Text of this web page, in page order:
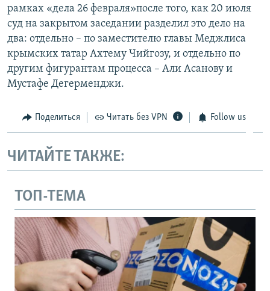
рамках «дела 26 февраля»после того, как 20 июля
суд на закрытом заседании разделил это дело на
два: отдельно – по заместителю главы Меджлиса
крымских татар Ахтему Чийгозу, и отдельно по
другим фигурантам процесса – Али Асанову и
Мустафе Дегерменджи.
Поделиться Читать без VPN Follow us
ЧИТАЙТЕ ТАКЖЕ:
ТОП-ТЕМА